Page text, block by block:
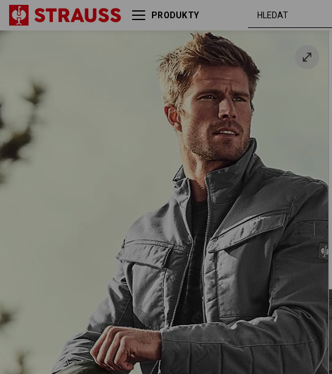
PRODUKTY
Backpack e.s.motion ten maskovací zelená